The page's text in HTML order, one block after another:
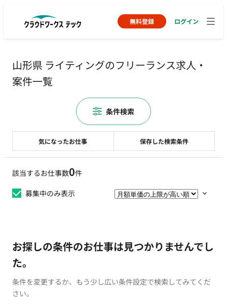
無料登録 ログイン
山形県 ライティングのフリーランス求人・
案件一覧
該当するお仕事数0件
募集中のみ表示
お探しの条件のお仕事は見つかりませんでし
た。
条件を変更するか、もう少し広い条件設定で検索してみてくだ
さい。
気になったお仕事 保存した検索条件
条件検索